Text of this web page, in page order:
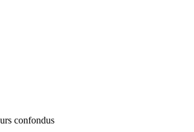
confondus